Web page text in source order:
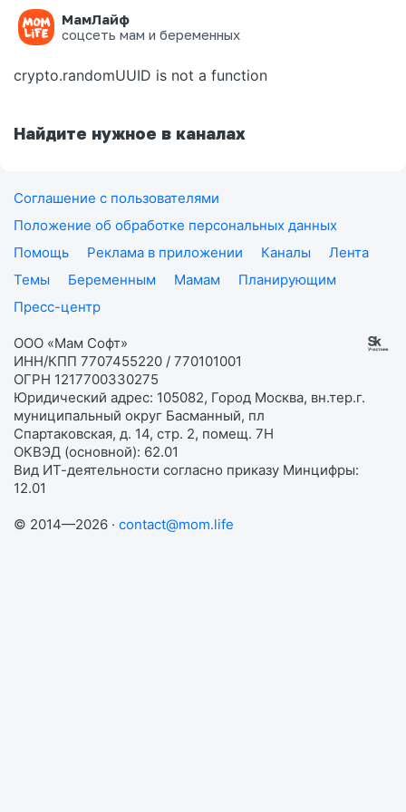
МамЛайф
соцсеть мам и беременных
Ошибка на странице
crypto.randomUUID is not a function
Найдите нужное в каналах
Соглашение с пользователями
Положение об обработке персональных данных
Помощь
Реклама в приложении Каналы
Лента
Темы
Беременным Мамам
Планирующим
Пресс-центр
ООО «Мам Софт»
ИНН/КПП 7707455220 / 770101001
ОГРН 1217700330275
Юридический адрес: 105082, Город Москва, вн.тер.г.
муниципальный округ Басманный, пл
Спартаковская, д. 14, стр. 2, помещ. 7Н
ОКВЭД (основной): 62.01
Вид ИТ-деятельности согласно приказу Минцифры:
12.01
© 2014—2026 · contact@mom.life